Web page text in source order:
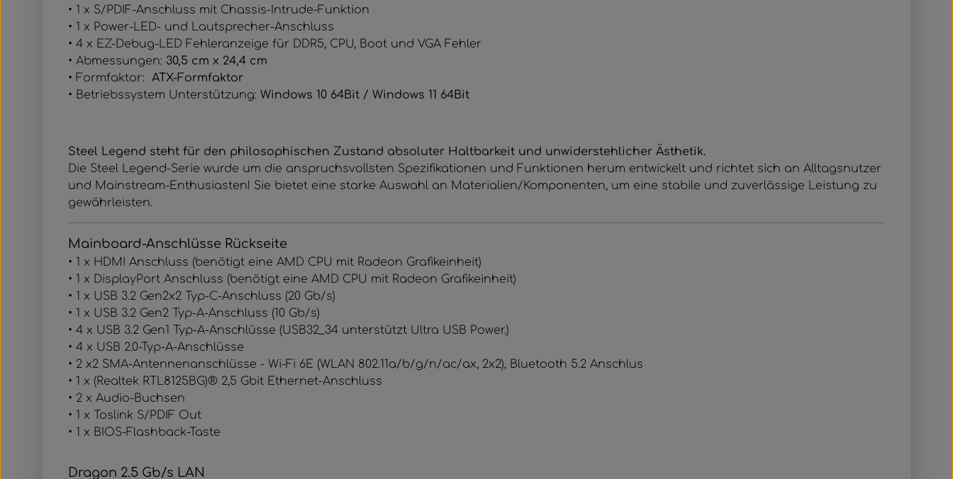
• 1 x S/PDIF-Anschluss mit Chassis-Intrude-Funktion
• 1 x Power-LED- und Lautsprecher-Anschluss
• 4 x EZ-Debug-LED Fehleranzeige für DDR5, CPU, Boot und VGA Fehler
• Abmessungen: 30,5 cm x 24,4 cm
• Formfaktor: ATX-Formfaktor
• Betriebssystem Unterstützung: Windows 10 64Bit / Windows 11 64Bit
Steel Legend steht für den philosophischen Zustand absoluter Haltbarkeit und unwiderstehlicher Ästhetik.
Die Steel Legend-Serie wurde um die anspruchsvollsten Spezifikationen und Funktionen herum entwickelt und richtet sich an Alltagsnutzer
und Mainstream-Enthusiasten! Sie bietet eine starke Auswahl an Materialien/Komponenten, um eine stabile und zuverlässige Leistung zu
gewährleisten.
Mainboard-Anschlüsse Rückseite
• 1 x HDMI Anschluss (benötigt eine AMD CPU mit Radeon Grafikeinheit)
• 1 x DisplayPort Anschluss (benötigt eine AMD CPU mit Radeon Grafikeinheit)
• 1 x USB 3.2 Gen2x2 Typ-C-Anschluss (20 Gb/s)
• 1 x USB 3.2 Gen2 Typ-A-Anschluss (10 Gb/s)
• 4 x USB 3.2 Gen1 Typ-A-Anschlüsse (USB32_34 unterstützt Ultra USB Power.)
• 4 x USB 2.0-Typ-A-Anschlüsse
• 2 x2 SMA-Antennenanschlüsse - Wi-Fi 6E (WLAN 802.11a/​b/​g/​n/​ac/​ax, 2x2), Bluetooth 5.2 Anschlus
• 1 x (Realtek RTL8125BG)® 2,5 Gbit Ethernet-Anschluss
• 2 x Audio-Buchsen
• 1 x Toslink S/​PDIF Out
• 1 x BIOS-Flashback-Taste
Dragon 2.5 Gb/s LAN